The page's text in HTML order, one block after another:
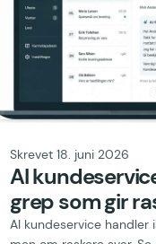
Skrevet 18. juni 2026
AI
grep som gir
AI kundeservice handler